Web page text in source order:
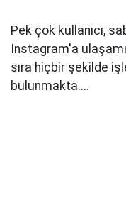
Pek çok kullanıcı,
Instagram'a
sıra hiçbir şekilde
bulunmakta....